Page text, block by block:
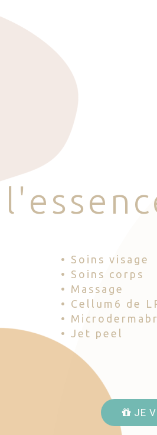
l 'esse nc
• Soins visage
• Soins corps
• Massage
• Cellum6 de
•
• Jet peel
JE